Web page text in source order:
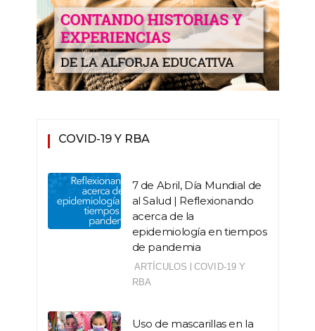
COVID-19 Y RBA
7 de Abril, Día Mundial de
al Salud | Reflexionando
acerca de la
epidemiología en tiempos
de pandemia
ARTÍCULOS | COVID-19 Y
RBA
Uso de mascarillas en la